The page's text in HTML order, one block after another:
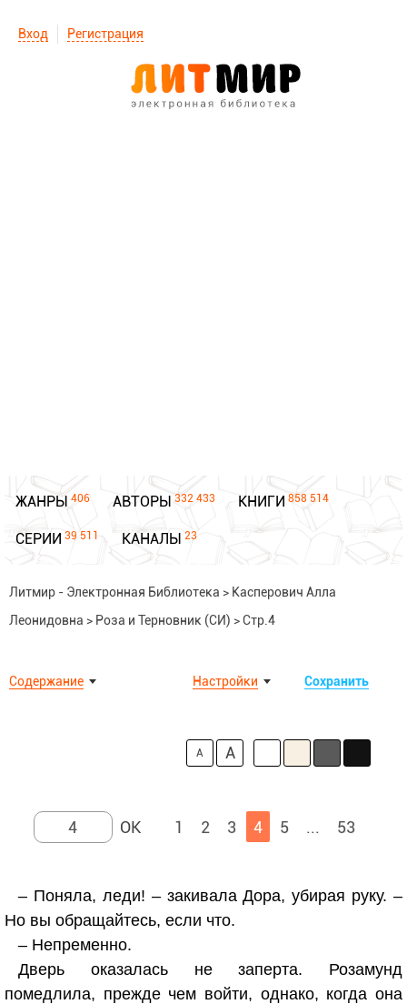
Вход Регистрация
ЖАНРЫ 406 АВТОРЫ 332 433 КНИГИ 858 514
СЕРИИ 39 511 КАНАЛЫ 23
Литмир - Электронная Библиотека > Касперович Алла
Леонидовна > Роза и Терновник (СИ) >Стр.4
Содержание Сохранить
Настройки
A A
1 2 3 4 5 ... 53
– Поняла, леди! – закивала Дора, убирая руку. –
Но вы обращайтесь, если что.
– Непременно.
Дверь оказалась не заперта. Розамунд
помедлила, прежде чем войти, однако, когда она